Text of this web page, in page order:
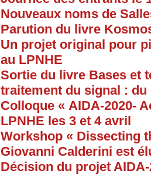
Nouveaux noms de
Parution du livre
Un projet original pour
au LPNHE
Sortie du livre Bases et
traitement du signal :
Colloque « AIDA-2020-
LPNHE les 3 et 4 avril
Workshop « Dissecting
Giovanni Calderini est
Décision du projet AIDA-